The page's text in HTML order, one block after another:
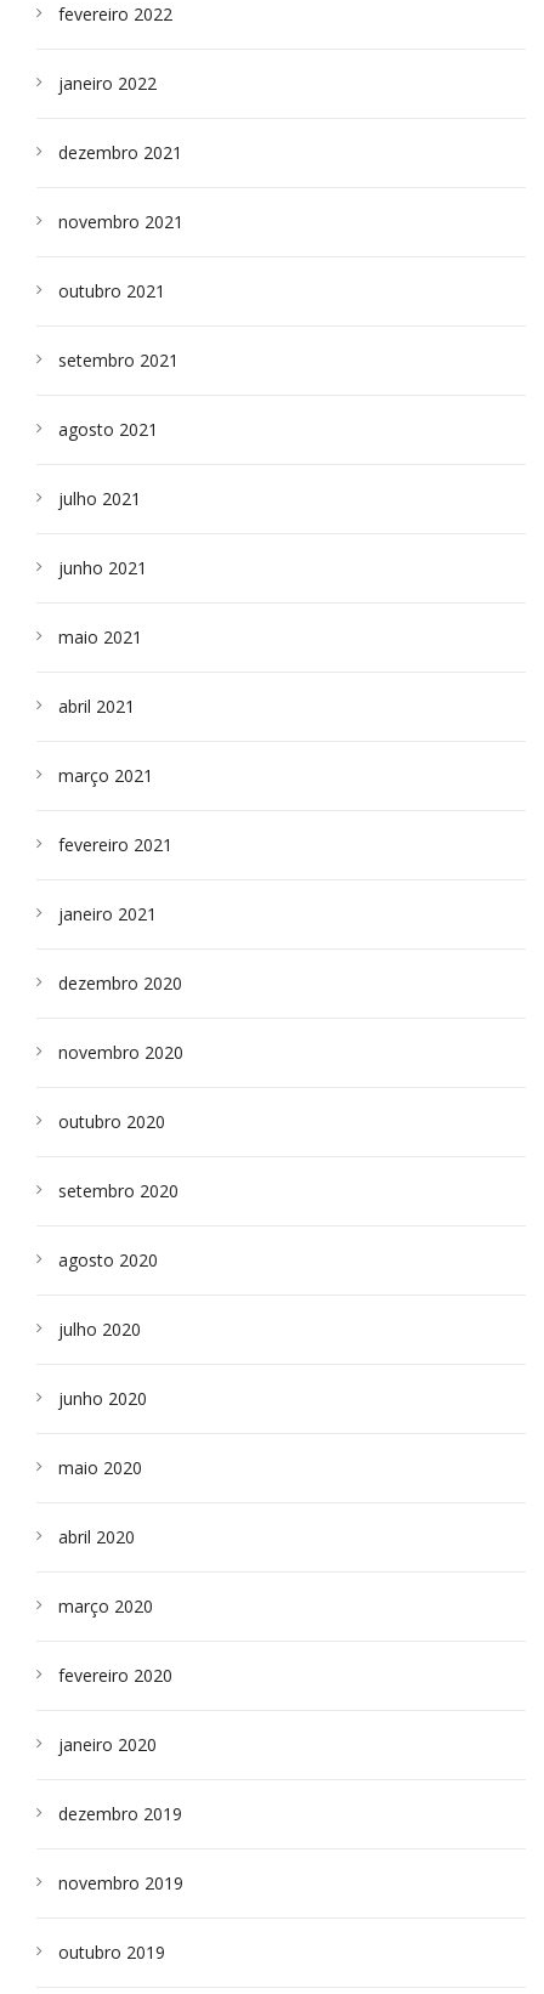
fevereiro 2022
janeiro 2022
dezembro 2021
novembro 2021
outubro 2021
setembro 2021
agosto 2021
julho 2021
junho 2021
maio 2021
abril 2021
março 2021
fevereiro 2021
janeiro 2021
dezembro 2020
novembro 2020
outubro 2020
setembro 2020
agosto 2020
julho 2020
junho 2020
maio 2020
abril 2020
março 2020
fevereiro 2020
janeiro 2020
dezembro 2019
novembro 2019
outubro 2019